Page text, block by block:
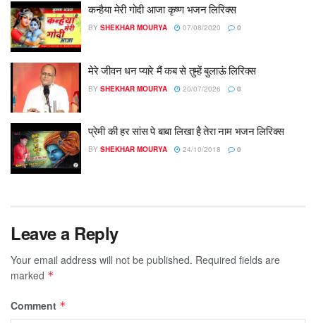
कन्हैया मेरी गोदी आजा कृष्ण भजन लिरिक्स
BY SHEKHAR MOURYA 07/08/2020 0
मेरे जीवन धन प्यारे मैं कब से तुम्हें बुलाऊं लिरिक्स
BY SHEKHAR MOURYA 20/07/2026 0
प्रेमी की हर सांस पे बाबा लिखा है तेरा नाम भजन लिरिक्स
BY SHEKHAR MOURYA 24/10/2018 0
Leave a Reply
Your email address will not be published. Required fields are
marked *
Comment *